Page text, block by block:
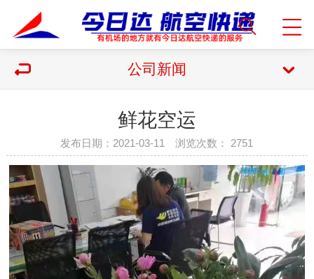
公司新闻
鲜花空运​
发布日期：2021-03-11 浏览次数： 2751